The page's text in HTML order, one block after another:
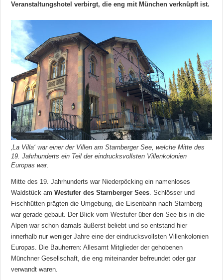
Veranstaltungshotel verbirgt, die eng mit München verknüpft ist.
‚La Villa‘ war einer der Villen am Starnberger See, welche Mitte des
19. Jahrhunderts ein Teil der eindrucksvollsten Villenkolonien
Europas war.
Mitte des 19. Jahrhunderts war Niederpöcking ein namenloses
Waldstück amWestufer des Starnberger Sees. Schlösser und
Fischhütten prägten die Umgebung, die Eisenbahn nach Starnberg
war gerade gebaut. Der Blick vom Westufer über den See bis in die
Alpen war schon damals äußerst beliebt und so entstand hier
innerhalb nur weniger Jahre eine der eindrucksvollsten Villenkolonien
Europas. Die Bauherren: Allesamt Mitglieder der gehobenen
Münchner Gesellschaft, die eng miteinander befreundet oder gar
verwandt waren.